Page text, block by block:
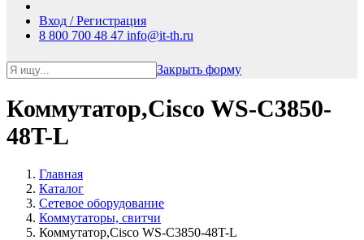
Вход / Регистрация
8 800 700 48 47 info@it-th.ru
Закрыть форму
Коммутатор,Cisco WS-C3850-
48T-L
Главная
Каталог
Сетевое оборудование
Коммутаторы, свитчи
Коммутатор,Cisco WS-C3850-48T-L